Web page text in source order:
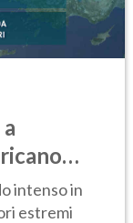
intenso in
estremi